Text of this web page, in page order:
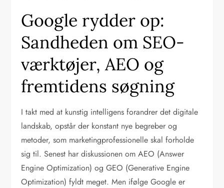
Google rydder op:
Sandheden om SEO-
værktøjer, AEO og
fremtidens søgning
I takt med at kunstig intelligens forandrer det digitale
landskab, opstår der konstant nye begreber og
metoder, som marketingprofessionelle skal forholde
sig til. Senest har diskussionen om AEO (Answer
Engine Optimization) og GEO (Generative Engine
Optimization) fyldt meget. Men ifølge Google er